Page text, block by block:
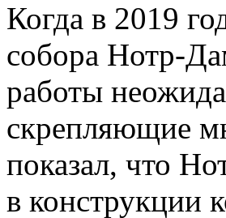
Когда в 2019
собора Нотр-
работы
скрепляющие
показал, что
в конструкции